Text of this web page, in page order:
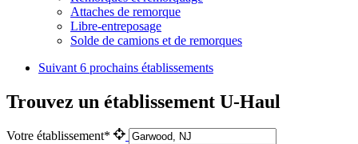
Attaches de remorque
Libre-entreposage
Solde de camions et de remorques
Suivant 6 prochains établissements
Trouvez un établissement U-Haul
Votre établissement*